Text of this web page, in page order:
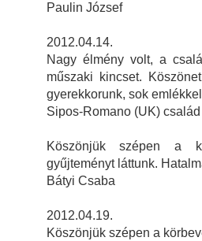
Paulin József
2012.04.14.
Nagy élmény volt, a
műszaki kincset.
gyerekkorunk, sok
Sipos-Romano (UK) család
Köszönjük szépen a
gyűjteményt láttunk.
Bátyi Csaba
2012.04.19.
Köszönjük szépen a